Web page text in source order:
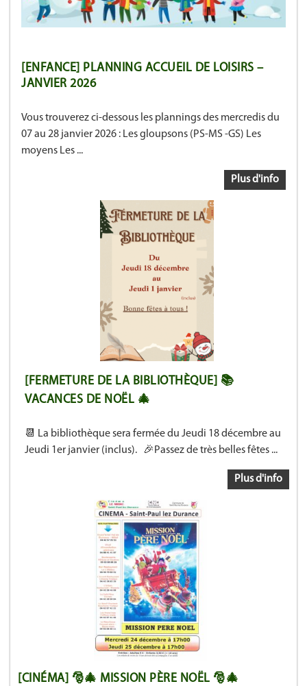
[ENFANCE] PLANNING ACCUEIL DE LOISIRS –
JANVIER 2026
Vous trouverez ci-dessous les plannings des mercredis du
07 au 28 janvier 2026 : Les gloupsons (PS-MS -GS) Les
moyens Les ...
Plus d'info
[FERMETURE DE LA BIBLIOTHÈQUE] 📚
VACANCES DE NOËL 🎄
📆 La bibliothèque sera fermée du Jeudi 18 décembre au
Jeudi 1er janvier (inclus). 🎉Passez de très belles fêtes ...
Plus d'info
[CINÉMA] 🎅🎄 MISSION PÈRE NOËL 🎅🎄